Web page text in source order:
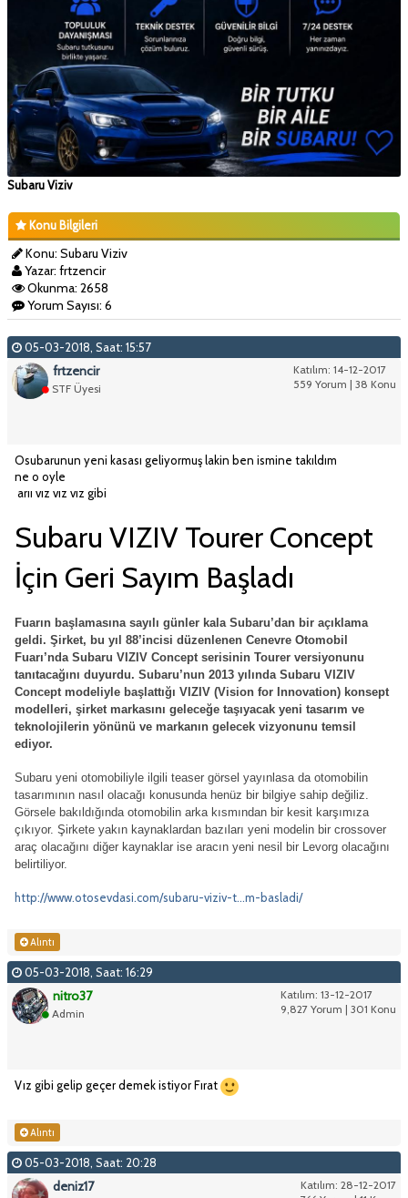
Subaru Viziv
Konu Bilgileri
Konu: Subaru Viziv
Yazar: frtzencir
Okunma: 2658
Yorum Sayısı: 6
05-03-2018, Saat: 15:57
Katılım: 14-12-2017
559 Yorum | 38 Konu
frtzencir
STF Üyesi
Osubarunun yeni kasası geliyormuş lakin ben ismine takıldım
ne o oyle
arıı vız vız vız gibi
Subaru VIZIV Tourer Concept
İçin Geri Sayım Başladı
Fuarın başlamasına sayılı günler kala Subaru’dan bir açıklama
geldi. Şirket, bu yıl 88’incisi düzenlenen Cenevre Otomobil
Fuarı’nda Subaru VIZIV Concept serisinin Tourer versiyonunu
tanıtacağını duyurdu. Subaru’nun 2013 yılında Subaru VIZIV
Concept modeliyle başlattığı VIZIV (Vision for Innovation) konsept
modelleri, şirket markasını geleceğe taşıyacak yeni tasarım ve
teknolojilerin yönünü ve markanın gelecek vizyonunu temsil
ediyor.
Subaru yeni otomobiliyle ilgili teaser görsel yayınlasa da otomobilin
tasarımının nasıl olacağı konusunda henüz bir bilgiye sahip değiliz.
Görsele bakıldığında otomobilin arka kısmından bir kesit karşımıza
çıkıyor. Şirkete yakın kaynaklardan bazıları yeni modelin bir crossover
araç olacağını diğer kaynaklar ise aracın yeni nesil bir Levorg olacağını
belirtiliyor.
http://www.otosevdasi.com/subaru-viziv-t...m-basladi/
Alıntı
05-03-2018, Saat: 16:29
Katılım: 13-12-2017
9,827 Yorum | 301 Konu
nitro37
Admin
Vız gibi gelip geçer demek istiyor Fırat
Alıntı
05-03-2018, Saat: 20:28
Katılım: 28-12-2017
deniz17